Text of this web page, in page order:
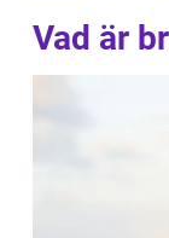
Vad är